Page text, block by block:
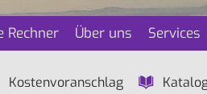
Rechner Über uns Services
Kostenvoranschlag